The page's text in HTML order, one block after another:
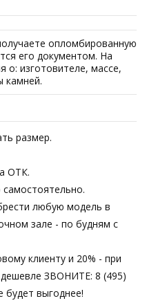
опломбированную
его документом. На
о: изготовителе, массе,
камней.
размер.
ОТК.
любую модель в
зале - по будням с
клиенту и 20% - при
ЗВОНИТЕ: 8 (495)
будет выгоднее!